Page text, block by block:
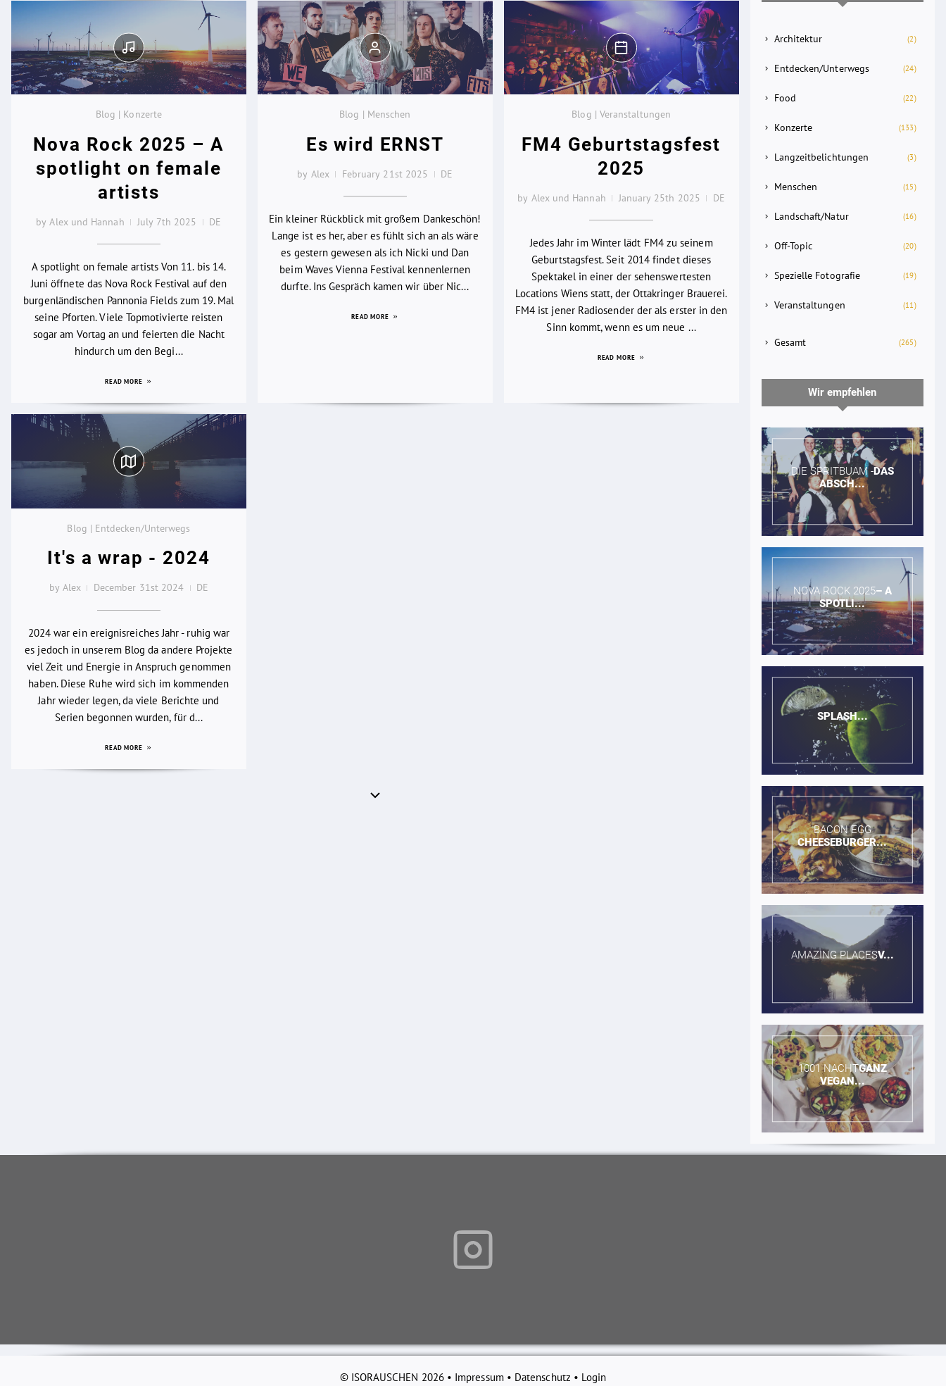
Blog | Konzerte
Nova Rock 2025 – A
spotlight on female
artists
by Alex und Hannah July 7th 2025 DE
A spotlight on female artists Von 11. bis 14.
Juni öffnete das Nova Rock Festival auf den
burgenländischen Pannonia Fields zum 19. Mal
seine Pforten. Viele Topmotivierte reisten
sogar am Vortag an und feierten die Nacht
hindurch um den Begi...
READ MORE
Blog | Menschen
Es wird ERNST
by Alex February 21st 2025 DE
Ein kleiner Rückblick mit großem Dankeschön!
Lange ist es her, aber es fühlt sich an als wäre
es gestern gewesen als ich Nicki und Dan
beim Waves Vienna Festival kennenlernen
durfte. Ins Gespräch kamen wir über Nic...
READ MORE
Blog | Veranstaltungen
FM4 Geburtstagsfest
2025
by Alex und Hannah January 25th 2025 DE
Jedes Jahr im Winter lädt FM4 zu seinem
Geburtstagsfest. Seit 2014 findet dieses
Spektakel in einer der sehenswertesten
Locations Wiens statt, der Ottakringer Brauerei.
FM4 ist jener Radiosender der als erster in den
Sinn kommt, wenn es um neue ...
READ MORE
Blog | Entdecken/Unterwegs
It's a wrap - 2024
by Alex December 31st 2024 DE
2024 war ein ereignisreiches Jahr - ruhig war
es jedoch in unserem Blog da andere Projekte
viel Zeit und Energie in Anspruch genommen
haben. Diese Ruhe wird sich im kommenden
Jahr wieder legen, da viele Berichte und
Serien begonnen wurden, für d...
READ MORE
Architektur (2)
Entdecken/Unterwegs (24)
Food (22)
Konzerte (133)
Langzeitbelichtungen (3)
Menschen (15)
Landschaft/Natur (16)
Off-Topic (20)
Spezielle Fotografie (19)
Veranstaltungen (11)
Gesamt (265)
Wir empfehlen
DIE SPRITBUAM -​DAS
ABSCH...
NOVA ROCK 2025​– A
SPOTLI...
SPLASH...
BACON EGG​
CHEESEBURGER...
AMAZING PLACES​V...
1001 NACHT​GANZ
VEGAN...
© ISORAUSCHEN 2026 • Impressum• Datenschutz • Login